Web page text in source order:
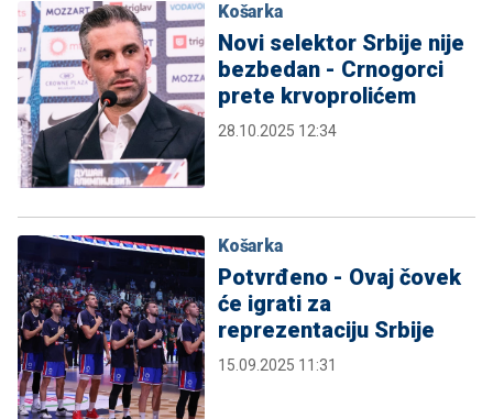
Košarka
Novi selektor Srbije nije
bezbedan - Crnogorci
prete krvoprolićem
28.10.2025 12:34
Košarka
Potvrđeno - Ovaj čovek
će igrati za
reprezentaciju Srbije
15.09.2025 11:31